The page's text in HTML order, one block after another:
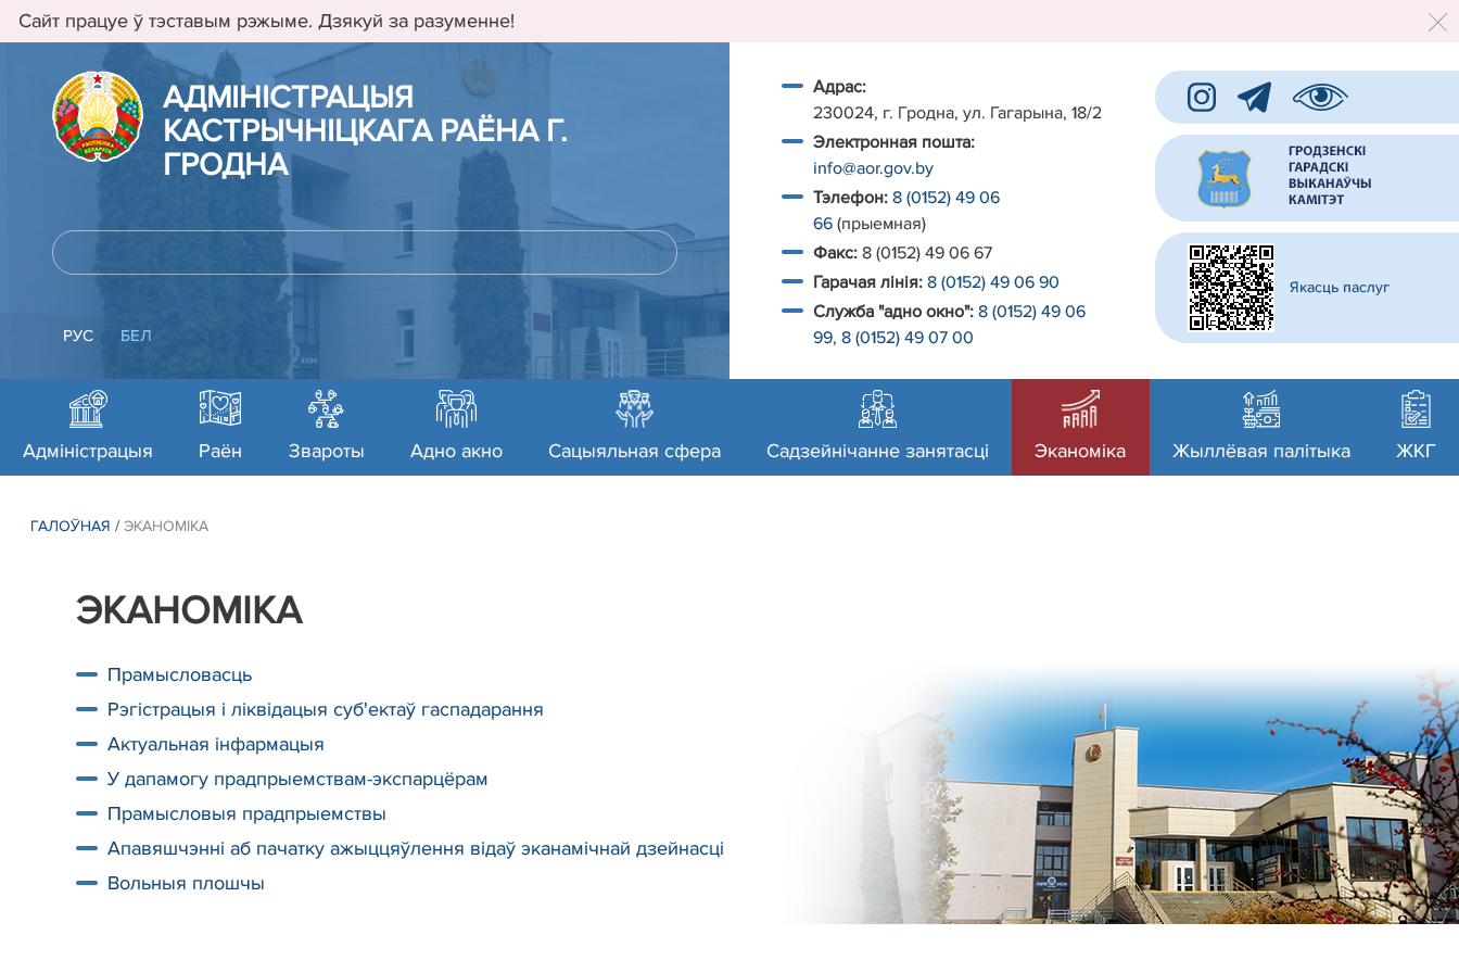
Сайт працуе ў тэставым рэжыме. Дзякуй за разуменне!
АДМIНIСТРАЦЫЯ
КАСТРЫЧНIЦКАГА РАЁНА Г.
ГРОДНА
РУС БЕЛ
Адрас:
230024, г. Гродна, ул. Гагарына, 18/2
Электронная пошта:
info@aor.gov.by
Тэлефон: 8 (0152) 49 06
66 (прыемная)
Факс: 8 (0152) 49 06 67
Гарачая лiнiя: 8 (0152) 49 06 90
Служба "адно окно": 8 (0152) 49 06
99, 8 (0152) 49 07 00
Якасць паслуг
Адміністрацыя Раён Звароты Адно акно Сацыяльная сфера Садзейнічанне занятасці Эканоміка Жыллёвая палітыка ЖКГ
ГАЛОЎНАЯ /ЭКАНОМІКА
ЭКАНОМІКА
Прамысловасць
Рэгістрацыя і ліквідацыя суб'ектаў гаспадарання
Актуальная інфармацыя
У дапамогу прадпрыемствам-экспарцёрам
Прамысловыя прадпрыемствы
Апавяшчэнні аб пачатку ажыццяўлення відаў эканамічнай дзейнасці
Вольныя плошчы